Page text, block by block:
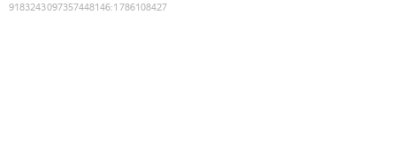
9183243097357448146:1786108427